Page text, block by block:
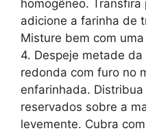
homogêneo.
adicione a farinha de
Misture bem com
4. Despeje metade
redonda com furo no
enfarinhada.
reservados sobre a
levemente. Cubra